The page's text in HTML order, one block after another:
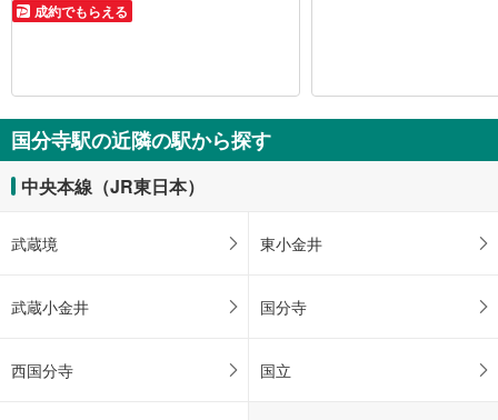
成約でもらえる
国分寺駅の近隣の駅から探す
中央本線（JR東日本）
武蔵境 東小金井
武蔵小金井 国分寺
西国分寺 国立